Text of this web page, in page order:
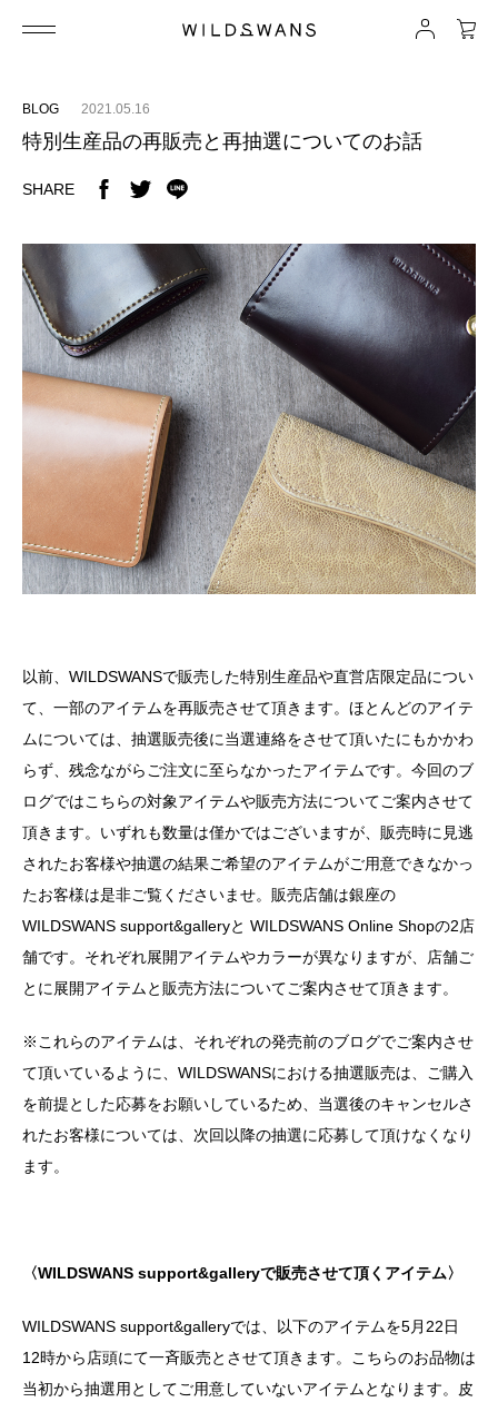
BLOG 2021.05.16
特別生産品の再販売と再抽選についてのお話
SHARE
以前、WILDSWANSで販売した特別生産品や直営店限定品につい
て、一部のアイテムを再販売させて頂きます。ほとんどのアイテ
ムについては、抽選販売後に当選連絡をさせて頂いたにもかかわ
らず、残念ながらご注文に至らなかったアイテムです。今回のブ
ログではこちらの対象アイテムや販売方法についてご案内させて
頂きます。いずれも数量は僅かではございますが、販売時に見逃
されたお客様や抽選の結果ご希望のアイテムがご用意できなかっ
たお客様は是非ご覧くださいませ。販売店舗は銀座の
WILDSWANS support&galleryと WILDSWANS Online Shopの2店
舗です。それぞれ展開アイテムやカラーが異なりますが、店舗ご
とに展開アイテムと販売方法についてご案内させて頂きます。
※これらのアイテムは、それぞれの発売前のブログでご案内させ
て頂いているように、WILDSWANSにおける抽選販売は、ご購入
を前提とした応募をお願いしているため、当選後のキャンセルさ
れたお客様については、次回以降の抽選に応募して頂けなくなり
ます。
〈WILDSWANS support&galleryで販売させて頂くアイテム〉
WILDSWANS support&galleryでは、以下のアイテムを5月22日
12時から店頭にて一斉販売とさせて頂きます。こちらのお品物は
当初から抽選用としてご用意していないアイテムとなります。皮